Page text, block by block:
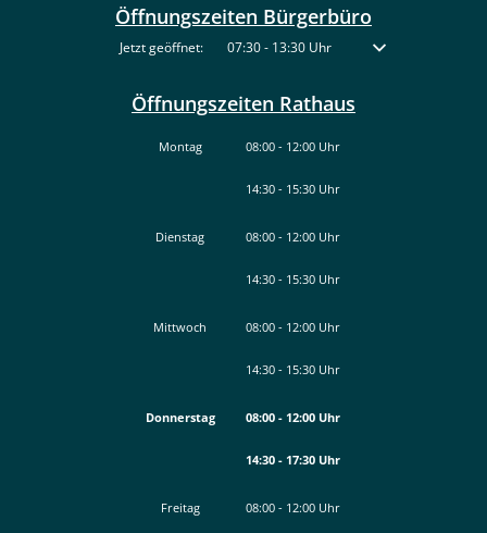
Öffnungszeiten Bürgerbüro
Klicken, um weitere Öffnungs- oder Schließzeiten auszublenden
Jetzt geöffnet: 07:30- 13:30Uhr Von 07:30 bis 13:30
Öffnungszeiten Rathaus
Montag 08:00- 12:00Uhr
Von 08:00 bis 12:00 Uhr
14:30- 15:30Uhr
Von 14:30 bis 15:30 Uhr
Dienstag 08:00- 12:00Uhr
Von 08:00 bis 12:00 Uhr
14:30- 15:30Uhr
Von 14:30 bis 15:30 Uhr
Mittwoch 08:00- 12:00Uhr
Von 08:00 bis 12:00 Uhr
14:30- 15:30Uhr
Von 14:30 bis 15:30 Uhr
Donnerstag 08:00- 12:00Uhr
Von 08:00 bis 12:00 Uhr
14:30- 17:30Uhr
Von 14:30 bis 17:30 Uhr
Freitag 08:00- 12:00Uhr